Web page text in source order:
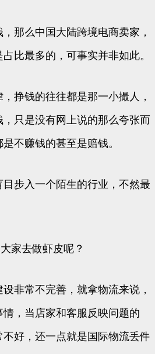
那么中国大陆跨境电商卖家，
比最多的，可事实并非如此。
挣钱的往往都是那一小撮人，
只是没有网上说的那么夸张而
不赚钱的甚至是赔钱。
步入一个陌生的行业，不然最
家去做虾皮呢？
非常不完善，就拿物流来说，
，当店家和客服反映问题的
好，还一点就是国际物流丢件